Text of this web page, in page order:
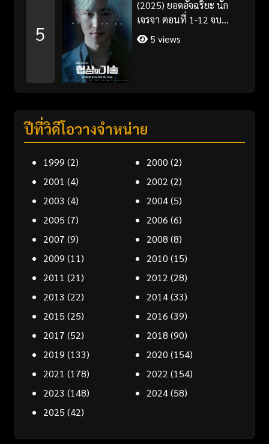
5
(2025) ยอดอัจฉริยะ นัก
เจรจา ตอนที่ 1-12 จบ
พากย์ไทย/ซับไทย
5 views
ปีที่วิดีโอวางจำหน่าย
1999 (2) 2000 (2)
2001 (4) 2002 (2)
2003 (4) 2004(5)
2005 (7) 2006 (6)
2007 (9) 2008 (8)
2009 (11) 2010 (15)
2011 (21) 2012 (28)
2013 (22) 2014(33)
2015 (25) 2016 (39)
2017 (52) 2018 (90)
2019 (133) 2020 (154)
2021 (178) 2022 (154)
2023 (148) 2024(58)
2025 (42)